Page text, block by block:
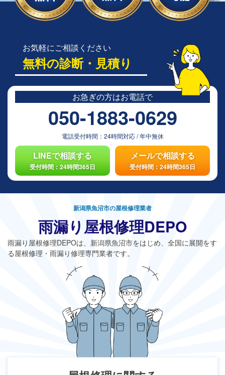
お気軽にご相談ください
無料の診断・見積り
お急ぎの方はお電話で
050-1883-0629
電話受付時間： 24時間対応/年中無休
LINEで相談する
受付時間：24時間365日
メールで相談する
受付時間：24時間365日
新潟県魚沼市の屋根修理業者
雨漏り屋根修理DEPO
雨漏り屋根修理DEPOは、新潟県魚沼市をはじめ、全国に展開をす
る屋根修理・雨漏り修理専門業者です。